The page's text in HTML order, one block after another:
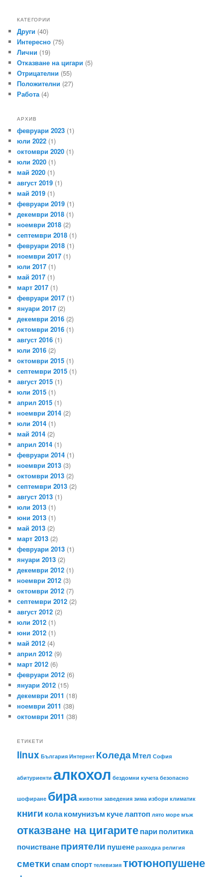
КАТЕГОРИИ
Други (40)
Интересно (75)
Лични (19)
Отказване на цигари (5)
Отрицателни (55)
Положителни (27)
Работа (4)
АРХИВ
февруари 2023 (1)
юли 2022 (1)
октомври 2020 (1)
юли 2020 (1)
май 2020 (1)
август 2019 (1)
май 2019 (1)
февруари 2019 (1)
декември 2018 (1)
ноември 2018 (2)
септември 2018 (1)
февруари 2018 (1)
ноември 2017 (1)
юли 2017 (1)
май 2017 (1)
март 2017 (1)
февруари 2017 (1)
януари 2017 (2)
декември 2016 (2)
октомври 2016 (1)
август 2016 (1)
юли 2016 (2)
октомври 2015 (1)
септември 2015 (1)
август 2015 (1)
юли 2015 (1)
април 2015 (1)
ноември 2014 (2)
юли 2014 (1)
май 2014 (2)
април 2014 (1)
февруари 2014 (1)
ноември 2013 (3)
октомври 2013 (2)
септември 2013 (2)
август 2013 (1)
юли 2013 (1)
юни 2013 (1)
май 2013 (2)
март 2013 (2)
февруари 2013 (1)
януари 2013 (2)
декември 2012 (1)
ноември 2012 (3)
октомври 2012 (7)
септември 2012 (2)
август 2012 (2)
юли 2012 (1)
юни 2012 (1)
май 2012 (4)
април 2012 (9)
март 2012 (6)
февруари 2012 (6)
януари 2012 (15)
декември 2011 (18)
ноември 2011 (38)
октомври 2011 (38)
ЕТИКЕТИ
linux България Интернет КоледаМтел София
абитуриенти алкохол бездомни кучета безопасно
шофиране бира животни заведения зима избори климатик
книги колакомунизъм кучелаптоп лято море мъж
отказване на цигаритепариполитика
почистванеприятели пушене разходка религия
сметкиспамспорт телевизия тютюнопушене